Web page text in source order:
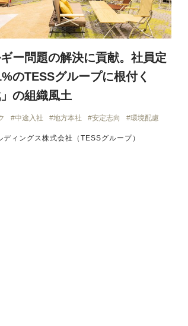
ー問題の解決に貢献。社員定
のTESSグループに根付く
」の組織風土
中途入社 地方本社 安定志向 環境配慮
ディングス株式会社（TESSグループ）